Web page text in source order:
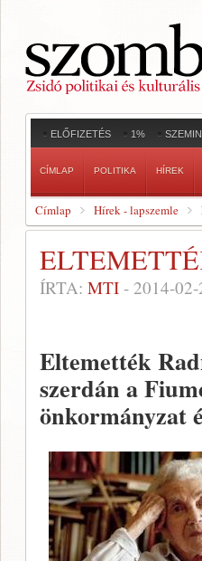
ELŐFIZETÉS 1%
CÍMLAP POLITIKA HÍREK
Címlap Hírek - lapszemle
ÍRTA: MTI - 2014-02-
Eltemették
szerdán a
önkormányzat